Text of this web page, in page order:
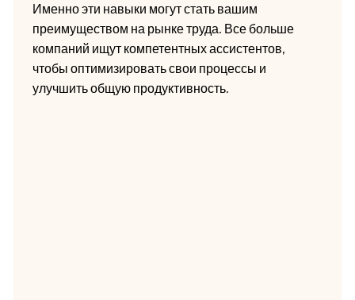
Именно эти навыки могут стать вашим
преимуществом на рынке труда. Все больше
компаний ищут компетентных ассистентов,
чтобы оптимизировать свои процессы и
улучшить общую продуктивность.